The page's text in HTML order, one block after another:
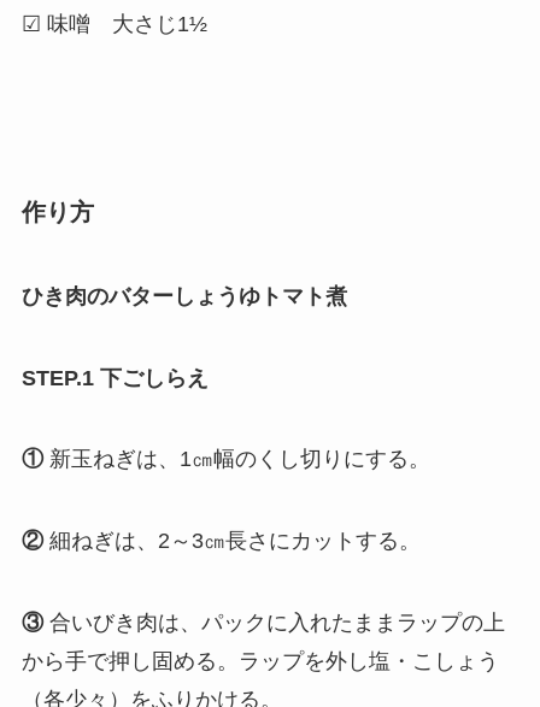
☑ 味噌 大さじ1½
作り方
ひき肉のバターしょうゆトマト煮
STEP.1 下ごしらえ
①新玉ねぎは、1㎝幅のくし切りにする。
②細ねぎは、2～3㎝長さにカットする。
③ 合いびき肉は、パックに入れたままラップの上
から手で押し固める。ラップを外し塩・こしょう
（各少々）をふりかける。